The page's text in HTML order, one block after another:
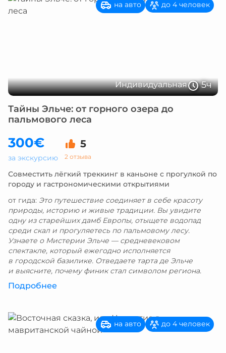
Индивидуальная 5ч
на авто до 4 человек
Тайны Эльче: от горного озера до
пальмового леса
300€ 5
2 отзыва
за экскурсию
Совместить лёгкий треккинг в каньоне с прогулкой по
городу и гастрономическими открытиями
от гида: Это путешествие соединяет в себе красоту
природы, историю и живые традиции. Вы увидите
одну из старейших дамб Европы, отыщете водопад
среди скал и прогуляетесь по пальмовому лесу.
Узнаете о Мистерии Эльче — средневековом
спектакле, который ежегодно исполняется
в городской базилике. Отведаете тарта де Эльче
и выясните, почему финик стал символом региона.
Подробнее
на авто до 4 человек